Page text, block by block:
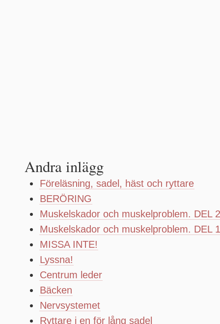
Andra inlägg
Föreläsning, sadel, häst och ryttare
BERÖRING
Muskelskador och muskelproblem. DEL 2
Muskelskador och muskelproblem. DEL 1
MISSA INTE!
Lyssna!
Centrum leder
Bäcken
Nervsystemet
Ryttare i en för lång sadel